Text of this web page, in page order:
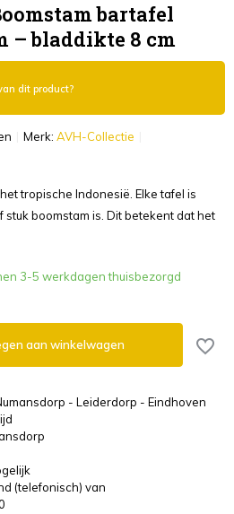
bartafel
– bladdikte 8 cm
dit product?
Merk: AVH-Collectie
tropische Indonesië. Elke tafel is
stuk boomstam is. Dit betekent dat het
3-5 werkdagen thuisbezorgd
aan winkelwagen
- Leiderdorp - Eindhoven
(telefonisch) van